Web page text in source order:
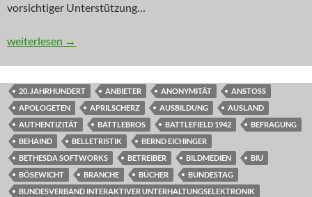
vorsichtiger Unterstützung…
KOMMENTAR: Bunkermentalitäten
weiterlesen →
20. JAHRHUNDERT ANBIETER ANONYMITÄT
ANSTOSS
APOLOGETEN
APRILSCHERZ AUSBILDUNG
AUSLAND
AUTHENTIZITÄT
BATTLEBROS BATTLEFIELD 1942
BEFRAGUNG
BEHAIND
BELLETRISTIK
BERND EICHINGER
BETHESDA SOFTWORKS
BETREIBER BILDMEDIEN
BIU
BÖSEWICHT
BRANCHE BÜCHER
BUNDESTAG
BUNDESVERBAND INTERAKTIVER UNTERHALTUNGSELEKTRONIK